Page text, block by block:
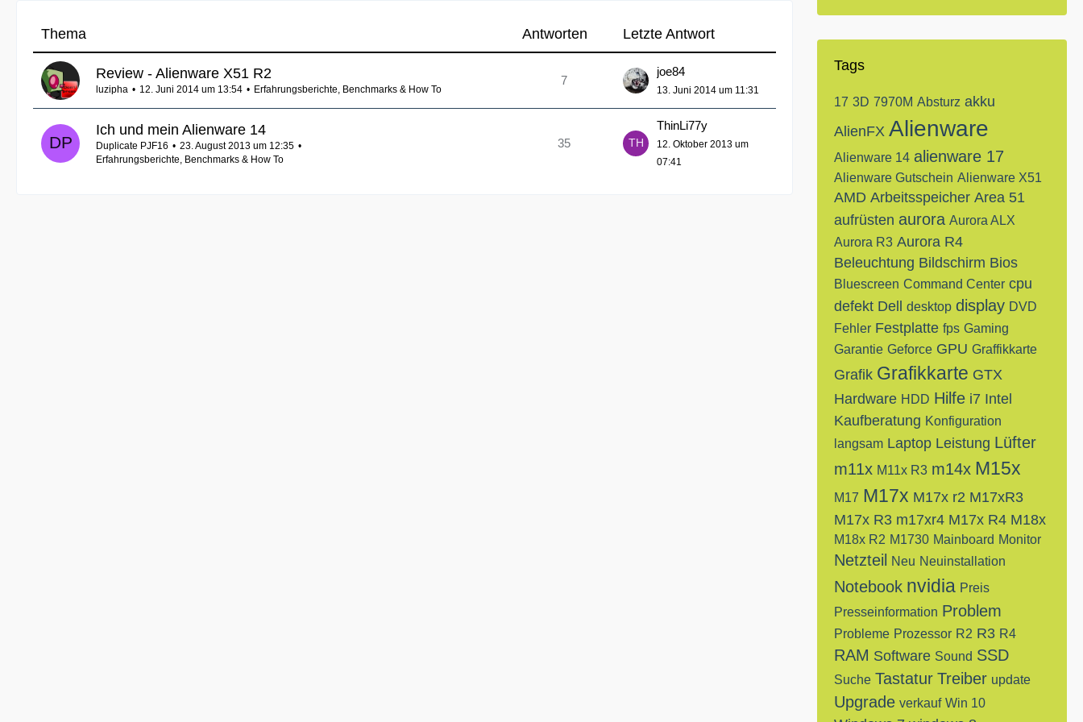
Thema Antworten Letzte Antwort
Review - Alienware X51 R2
luzipha 12. Juni 2014 um 13:54 Erfahrungsberichte, Benchmarks & How To
7
joe84
13. Juni 2014 um 11:31
Ich und mein Alienware 14
Duplicate PJF16
23. August 2013 um 12:35
Erfahrungsberichte, Benchmarks & How To
35
ThinLi77y
12. Oktober 2013 um
07:41
Tags
17 3D 7970M Absturz akku
AlienFX Alienware
Alienware 14 alienware 17
Alienware Gutschein Alienware X51
AMD Arbeitsspeicher Area 51
aufrüsten aurora Aurora ALX
Aurora R3 Aurora R4
Beleuchtung Bildschirm Bios
Bluescreen Command Center cpu
defekt Dell desktop display DVD
Fehler Festplatte fps Gaming
Garantie Geforce GPU Graffikkarte
Grafik Grafikkarte GTX
Hardware HDD Hilfe i7 Intel
Kaufberatung Konfiguration
langsam Laptop Leistung Lüfter
m11x M11x R3 m14x M15x
M17 M17x M17x r2 M17xR3
M17x R3 m17xr4 M17x R4 M18x
M18x R2 M1730 Mainboard Monitor
Netzteil Neu Neuinstallation
Notebook nvidia Preis
Presseinformation Problem
Probleme Prozessor R2 R3 R4
RAM Software Sound SSD
Suche Tastatur Treiber update
Upgrade verkauf Win 10